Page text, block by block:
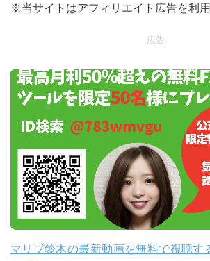
※当サイトはアフィリエイト広告を利用
広告
マリブ鈴木の最新動画を無料で視聴す